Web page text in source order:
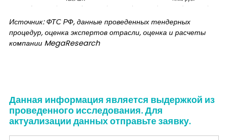
Источник: ФТС РФ, данные проведенных тендерных
процедур, оценка экспертов отрасли, оценка и расчеты
компании MegaResearch
Данная информация является выдержкой из
проведенного исследования. Для
актуализации данных отправьте заявку.